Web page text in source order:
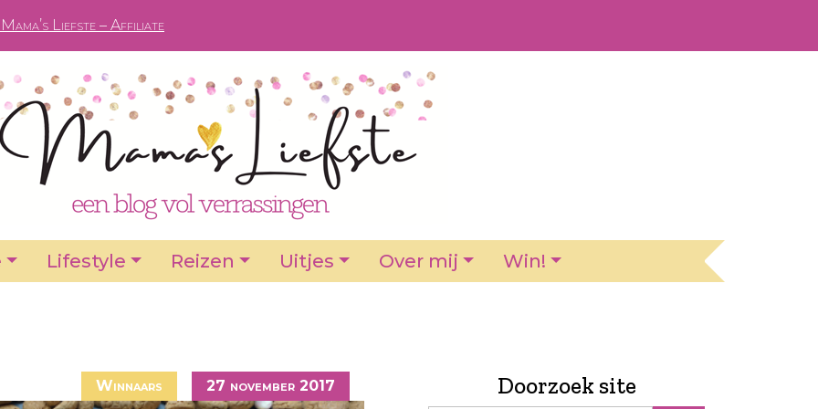
Liefste – Affiliate
Lifestyle Reizen Uitjes Over mij Win!
Winnaars 27 november 2017 Doorzoek site